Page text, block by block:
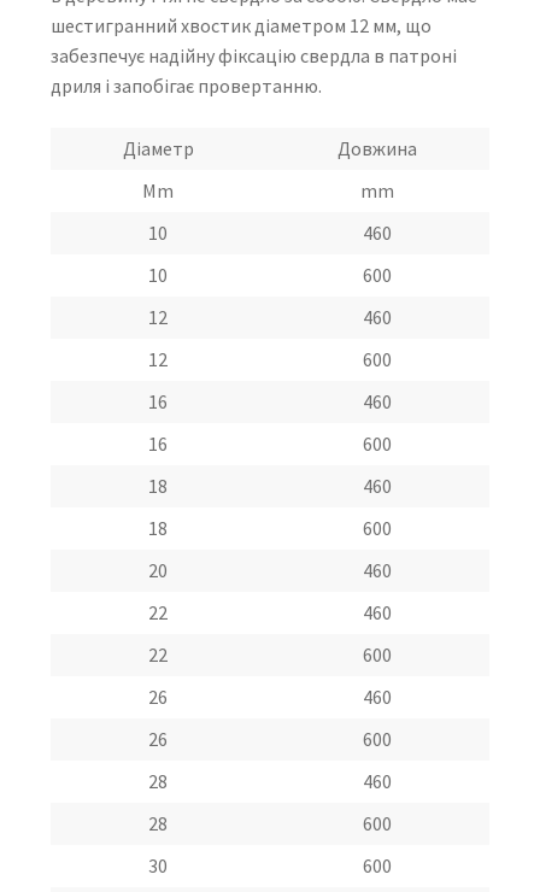
шестигранний хвостик діаметром 12 мм, що
забезпечує надійну фіксацію свердла в патроні
дриля і запобігає провертанню.
Діаметр
Довжина
Mm
mm
10
460
10
600
12
460
12
600
16
460
16
600
18
460
18
600
20
460
22
460
22
600
26
460
26
600
28
460
28
600
30
600